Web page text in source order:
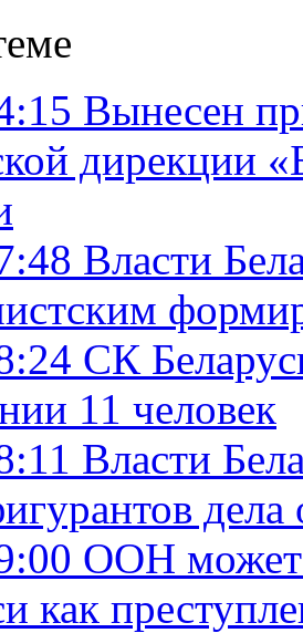
Вынесен
дирекции
Власти
СК
11 человек
Власти
ООН может
как